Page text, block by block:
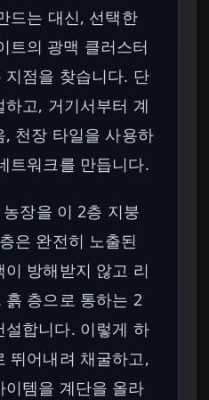
드는 대신, 선택한
트의 광맥 클러스터
점을 찾습니다. 단
고, 거기서부터 계
, 천장 타일을 사용하
트워크를 만듭니다.
장을 이 2층 지붕
은 완전히 노출된
방해받지 않고 리
층으로 통하는 2
합니다. 이렇게 하
뛰어내려 채굴하고,
템을 계단을 올라